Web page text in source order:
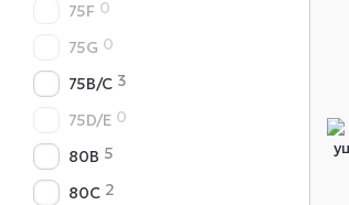
75F 0
75G 0
75B/C 3
75D/E 0
80B 5
80C 2